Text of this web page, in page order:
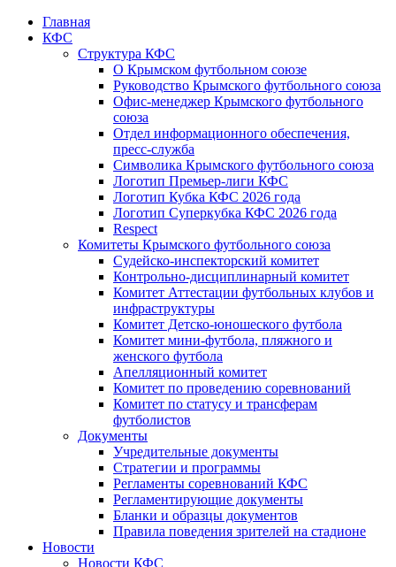
Главная
КФС
Структура КФС
О Крымском футбольном союзе
Руководство Крымского футбольного союза
Офис-менеджер Крымского футбольного
союза
Отдел информационного обеспечения,
пресс-служба
Символика Крымского футбольного союза
Логотип Премьер-лиги КФС
Логотип Кубка КФС 2026 года
Логотип Суперкубка КФС 2026 года
Respect
Комитеты Крымского футбольного союза
Судейско-инспекторский комитет
Контрольно-дисциплинарный комитет
Комитет Аттестации футбольных клубов и
инфраструктуры
Комитет Детско-юношеского футбола
Комитет мини-футбола, пляжного и
женского футбола
Апелляционный комитет
Комитет по проведению соревнований
Комитет по статусу и трансферам
футболистов
Документы
Учредительные документы
Стратегии и программы
Регламенты соревнований КФС
Регламентирующие документы
Бланки и образцы документов
Правила поведения зрителей на стадионе
Новости
Новости КФС